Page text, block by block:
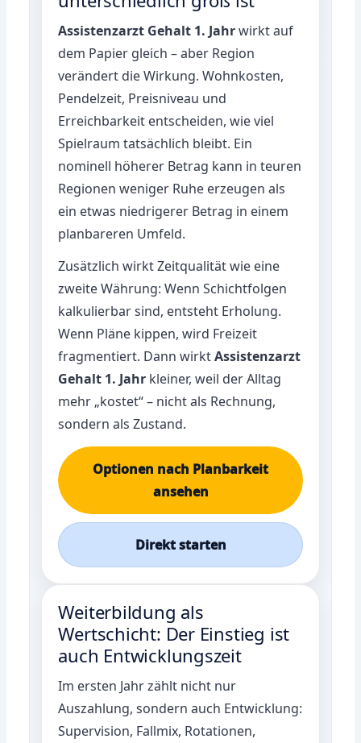
Assistenzarzt Gehalt 1. Jahrwirkt auf
dem Papier gleich – aber Region
verändert die Wirkung. Wohnkosten,
Pendelzeit, Preisniveau und
Erreichbarkeit entscheiden, wie viel
Spielraum tatsächlich bleibt. Ein
nominell höherer Betrag kann in teuren
Regionen weniger Ruhe erzeugen als
ein etwas niedrigerer Betrag in einem
planbareren Umfeld.
Zusätzlich wirkt Zeitqualität wie eine
zweite Währung: Wenn Schichtfolgen
kalkulierbar sind, entsteht Erholung.
Wenn Pläne kippen, wird Freizeit
fragmentiert. Dann wirktAssistenzarzt
Gehalt 1. Jahr kleiner, weil der Alltag
mehr „kostet“ – nicht als Rechnung,
sondern als Zustand.
Optionen nach Planbarkeit
ansehen
Direkt starten
Weiterbildung als
Wertschicht: Der Einstieg ist
auch Entwicklungszeit
Im ersten Jahr zählt nicht nur
Auszahlung, sondern auch Entwicklung:
Supervision, Fallmix, Rotationen,